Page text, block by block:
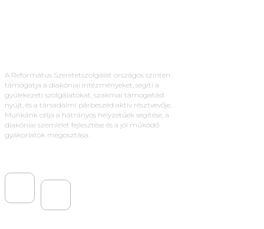
A Református Szeretetszolgálat országos szinten
támogatja a diakóniai intézményeket, segíti a
gyülekezeti szolgálatokat, szakmai támogatást
nyújt, és a társadalmi párbeszéd aktív résztvevője.
Munkánk célja a hátrányos helyzetűek segítése, a
diakóniai szemlélet fejlesztése és a jól működő
gyakorlatok megosztása.